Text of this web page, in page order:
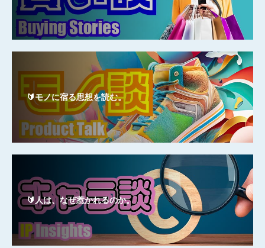
🔰モノに宿る思想を読む。
🔰人は、なぜ惹かれるのか。